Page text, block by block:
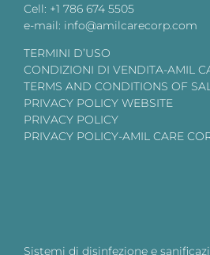
Cell: +1 786 674 5505
e-mail: info@amilcarecorp.com
TERMINI D’USO
CONDIZIONI DI VENDITA-AMIL
TERMS AND CONDITIONS OF
PRIVACY POLICY WEBSITE
PRIVACY POLICY
PRIVACY POLICY-AMIL CARE
Sistemi di disinfezione e